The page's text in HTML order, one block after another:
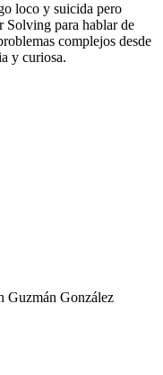
loco y suicida pero
Solving⁠⁠⁠⁠⁠⁠⁠⁠⁠⁠ para hablar de
complejos desde
y curiosa.
Guzmán González